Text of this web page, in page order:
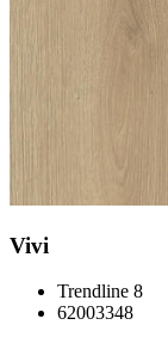
Vivi
Trendline 8
62003348